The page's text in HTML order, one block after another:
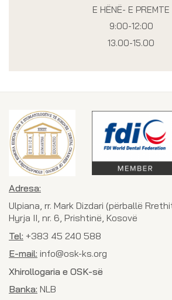
E HËNË- E PREMTE
9:00-12:00
13.00-15.00
Adresa:
Ulpiana, rr. Mark Dizdari (përballë
Hyrja II, nr. 6, Prishtinë, Kosovë
Tel: +383 45 240 588
E-mail: info@osk-ks.org
Xhirollogaria e OSK-së
Banka: NLB